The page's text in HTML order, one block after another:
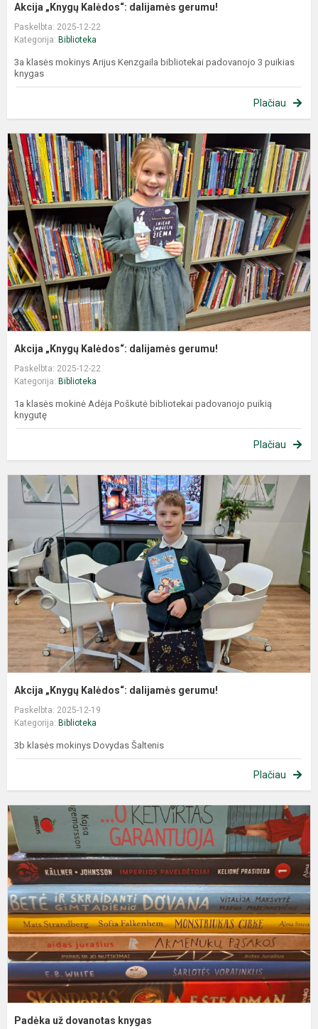
Akcija „Knygų Kalėdos“: dalijamės gerumu!
Paskelbta: 2025-12-22
Kategorija: Biblioteka
3a klasės mokinys Arijus Kenzgaila bibliotekai padovanojo 3 puikias
knygas
Plačiau
Akcija „Knygų Kalėdos“: dalijamės gerumu!
Paskelbta: 2025-12-22
Kategorija: Biblioteka
1a klasės mokinė Adėja Poškutė bibliotekai padovanojo puikią
knygutę
Plačiau
Akcija „Knygų Kalėdos“: dalijamės gerumu!
Paskelbta: 2025-12-19
Kategorija: Biblioteka
3b klasės mokinys Dovydas Šaltenis
Plačiau
Padėka už dovanotas knygas